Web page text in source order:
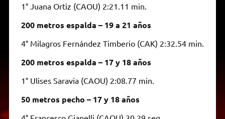
1° Juana Ortiz (CAOU) 2:21.11 min.
200 metros espalda – 19 a 21 años
4° Milagros Fernández Timberio (CAK) 2:32.54 min.
200 metros espalda – 17 y 18 años
1° Ulises Saravia (CAOU) 2:08.77 min.
50 metros pecho – 17 y 18 años